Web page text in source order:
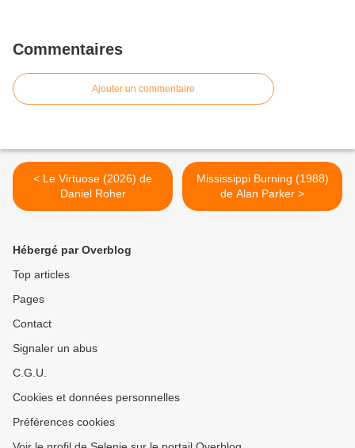
Commentaires
Ajouter un commentaire
< Le Virtuose (2026) de
Daniel Roher
Mississippi Burning (1988)
de Alan Parker >
Hébergé par Overblog
Top articles
Pages
Contact
Signaler un abus
C.G.U.
Cookies et données personnelles
Préférences cookies